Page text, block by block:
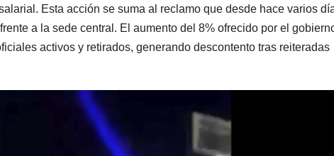
Esta acción se suma al reclamo que desde hace varios
a la sede central. El aumento del 8% ofrecido por el
activos y retirados, generando descontento tras reiteradas